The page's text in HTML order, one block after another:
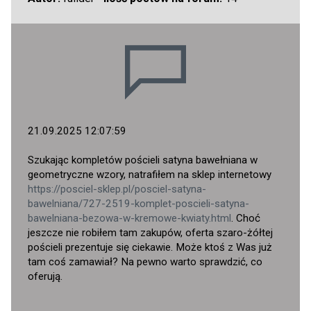
21.09.2025 12:07:59
Szukając kompletów pościeli satyna bawełniana w
geometryczne wzory, natrafiłem na sklep internetowy
https://posciel-sklep.pl/posciel-satyna-
bawelniana/727-2519-komplet-poscieli-satyna-
bawelniana-bezowa-w-kremowe-kwiaty.html . Choć
jeszcze nie robiłem tam zakupów, oferta szaro-żółtej
pościeli prezentuje się ciekawie. Może ktoś z Was już
tam coś zamawiał? Na pewno warto sprawdzić, co
oferują.